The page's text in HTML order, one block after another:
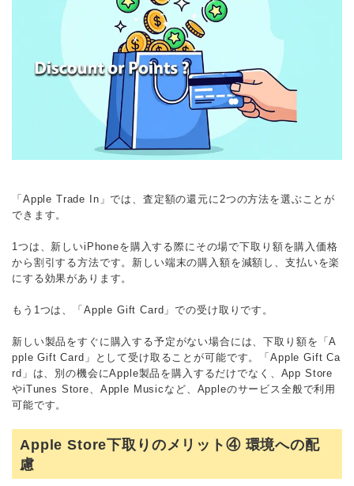
「Apple Trade In」では、査定額の還元に2つの方法を選ぶことが
できます。
1つは、新しいiPhoneを購入する際にその場で下取り額を購入価格
から割引する方法です。新しい端末の購入額を減額し、支払いを楽
にする効果があります。
もう1つは、「Apple Gift Card」での受け取りです。
新しい製品をすぐに購入する予定がない場合には、下取り額を「A
pple Gift Card」として受け取ることが可能です。「Apple Gift Ca
rd」は、別の機会にApple製品を購入するだけでなく、App Store
やiTunes Store、Apple Musicなど、Appleのサービス全般で利用
可能です。
Apple Store下取りのメリット④ 環境への配
慮